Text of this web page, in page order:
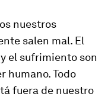
nuestros
salen mal. El
el sufrimiento son
humano. Todo
fuera de nuestro